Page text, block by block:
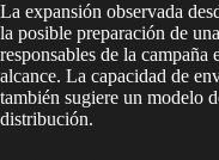
La expansión observada
la posible preparación de
responsables de la
alcance. La capacidad de
también sugiere un modelo
distribución.